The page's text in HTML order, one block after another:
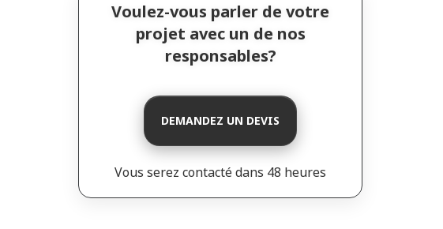
Voulez-vous parler de votre
projet avec un de nos
responsables?
DEMANDEZ UN DEVIS
Vous serez contacté dans 48 heures